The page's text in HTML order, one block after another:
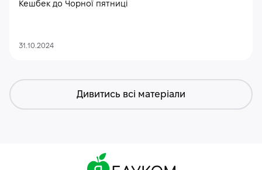
Кешбек до Чорної пятниці
31.10.2024
Дивитись всі матеріали